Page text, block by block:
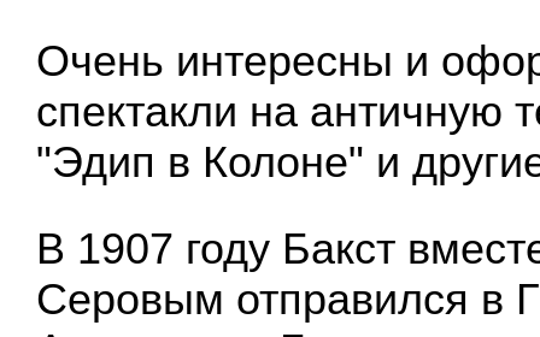
Очень интересны и
спектакли на античную
"Эдип в Колоне" и
В 1907 году Бакст
Серовым отправился в